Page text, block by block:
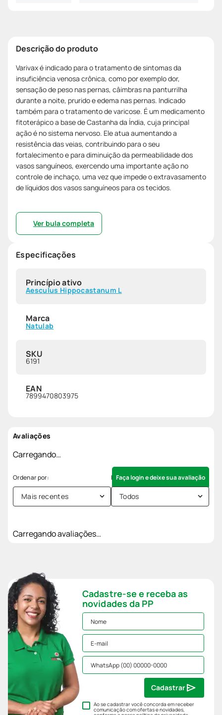
Descrição do produto
Varivax é indicado para o tratamento de sintomas da
insuficiência venosa crônica, como por exemplo dor,
sensação de peso nas pernas, câimbras na panturrilha
durante a noite, prurido e edema nas pernas. Indicado
também para o tratamento de varicose. É um medicamento
fitoterápico a base de Castanha da Índia, cuja principal
ação é no sistema nervoso. Ele atua aumentando a
resistência das veias, contribuindo para o seu
fortalecimento e para diminuição da permeabilidade dos
vasos sanguíneos, exercendo uma importante ação no
controle de inchaço, uma vez que impede o extravasamento
de líquidos dos vasos sanguíneos para os tecidos.
Ver bula completa
Especificações
Princípio ativo
Aesculus Hippocastanum L
Marca
Natulab
SKU
6191
EAN
7899470803975
Avaliações
Carregando…
Faça login e deixe sua avaliação
Mais recentes Todos
Carregando avaliações…
Cadastre-se e receba as
novidades da PP
Ao se cadastrar você concorda em receber
comunicação com ofertas e novidades,
Cadastrar